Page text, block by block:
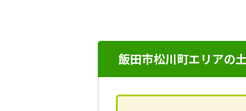
飯田市松川町エリアの